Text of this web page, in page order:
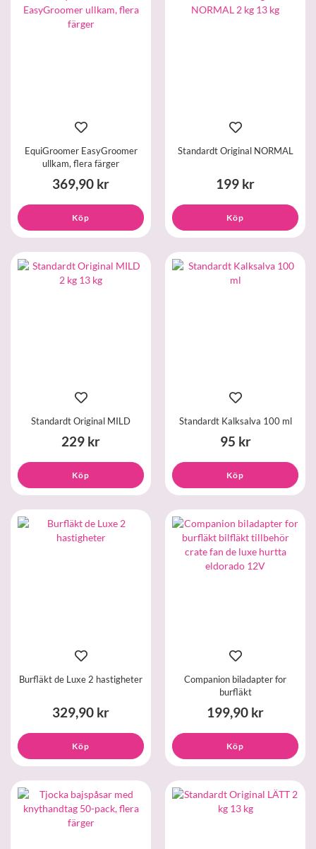
EquiGroomer EasyGroomer
ullkam, flera färger
369,90 kr
Köp
Standardt Original NORMAL
199 kr
Köp
Standardt Original MILD
229 kr
Köp
Standardt Kalksalva 100 ml
95 kr
Köp
Burfläkt de Luxe 2 hastigheter
329,90 kr
Köp
Companion biladapter for
burfläkt
199,90 kr
Köp